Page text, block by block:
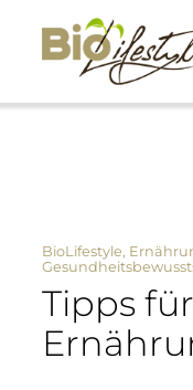
BioLifestyle,
Tipps